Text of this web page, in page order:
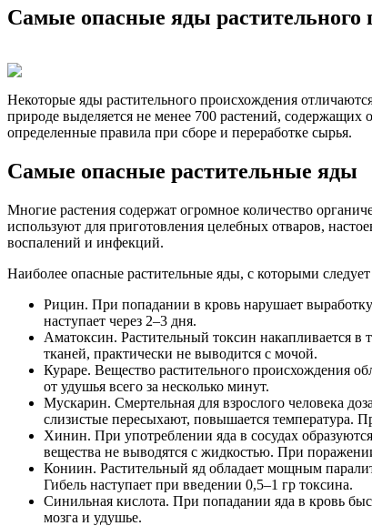
Самые опасные яды растительного
Некоторые яды растительного происхождения
природе выделяется не менее 700 растений,
определенные правила при сборе и переработке сырья.
Самые опасные растительные яды
Многие растения содержат огромное количество
используют для приготовления целебных отваров,
воспалений и инфекций.
Наиболее опасные растительные яды, с которыми
Рицин. При попадании в кровь нарушает
наступает через 2–3 дня.
Аматоксин. Растительный токсин накапливается
тканей, практически не выводится с мочой.
Кураре. Вещество растительного происхождения
от удушья всего за несколько минут.
Мускарин. Смертельная для взрослого человека
слизистые пересыхают, повышается температура.
Хинин. При употреблении яда в сосудах
вещества не выводятся с жидкостью. При
Кониин. Растительный яд обладает мощным
Гибель наступает при введении 0,5–1 гр токсина.
Синильная кислота. При попадании яда в кровь
мозга и удушье.